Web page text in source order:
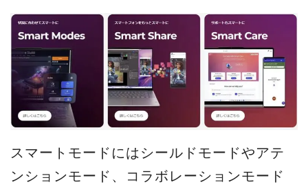
スマートモードにはシールドモードやアテ
ンションモード、コラボレーションモード